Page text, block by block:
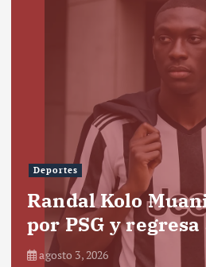
Deportes
Randal Kolo
por PSG y
agosto 3, 2026